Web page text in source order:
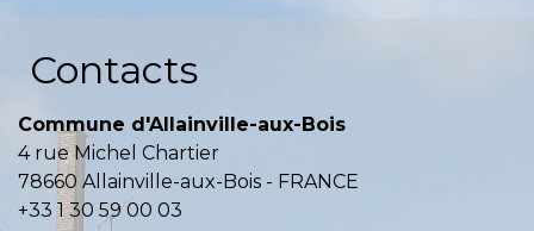
Contacts
Commune d'Allainville-aux-Bois
4 rue Michel Chartier
78660 Allainville-aux-Bois - FRANCE
+33 1 30 59 00 03